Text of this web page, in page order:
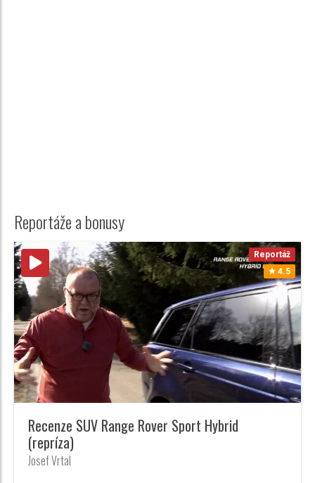
Reportáže a bonusy
Reportáž
4.5
Recenze SUV Range Rover Sport Hybrid
(repríza)
Josef Vrtal